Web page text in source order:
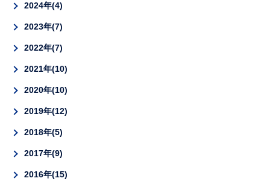
2024年 4
2023年 7
2022年 7
2021年 10
2020年 10
2019年 12
2018年 5
2017年 9
2016年 15